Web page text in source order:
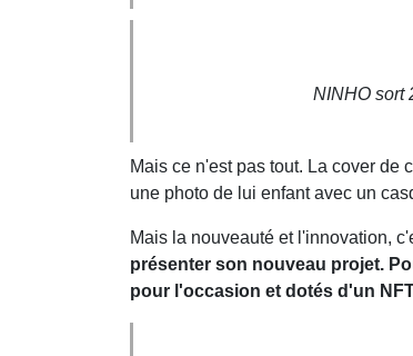
NINHO sort
Mais ce n'est pas tout. La cover de
une photo de lui enfant avec un
Mais la nouveauté et l'innovation,
présenter son nouveau projet.
pour l'occasion et dotés d'un